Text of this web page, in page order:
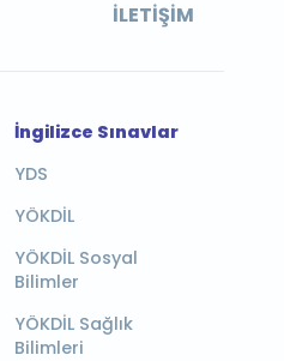
İLETIŞIM
İngilizce Sınavlar
YDS
YÖKDİL
YÖKDİL Sosyal
Bilimler
YÖKDİL Sağlık
Bilimleri